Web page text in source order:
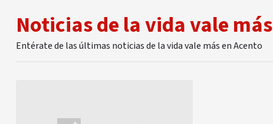
Noticias de la vida vale más
Entérate de las últimas noticias de la vida vale más en Acento